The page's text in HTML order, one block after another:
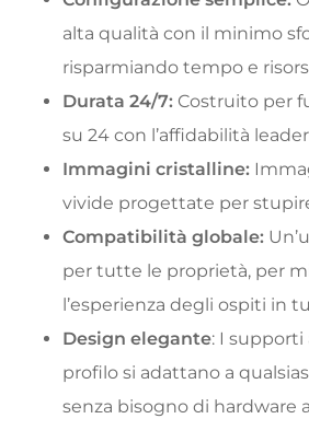
alta qualità con il minimo
risparmiando tempo e
Durata 24/7:Costruito per
su 24 con l’affidabilità
Immagini cristalline:
vivide progettate per
Compatibilità globale:
per tutte le proprietà, per
l’esperienza degli ospiti in
Design elegante: I supporti
profilo si adattano a
senza bisogno di hardware